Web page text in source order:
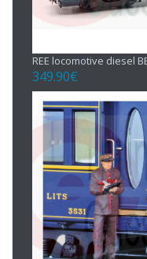
REE locomotive diesel
349.90€